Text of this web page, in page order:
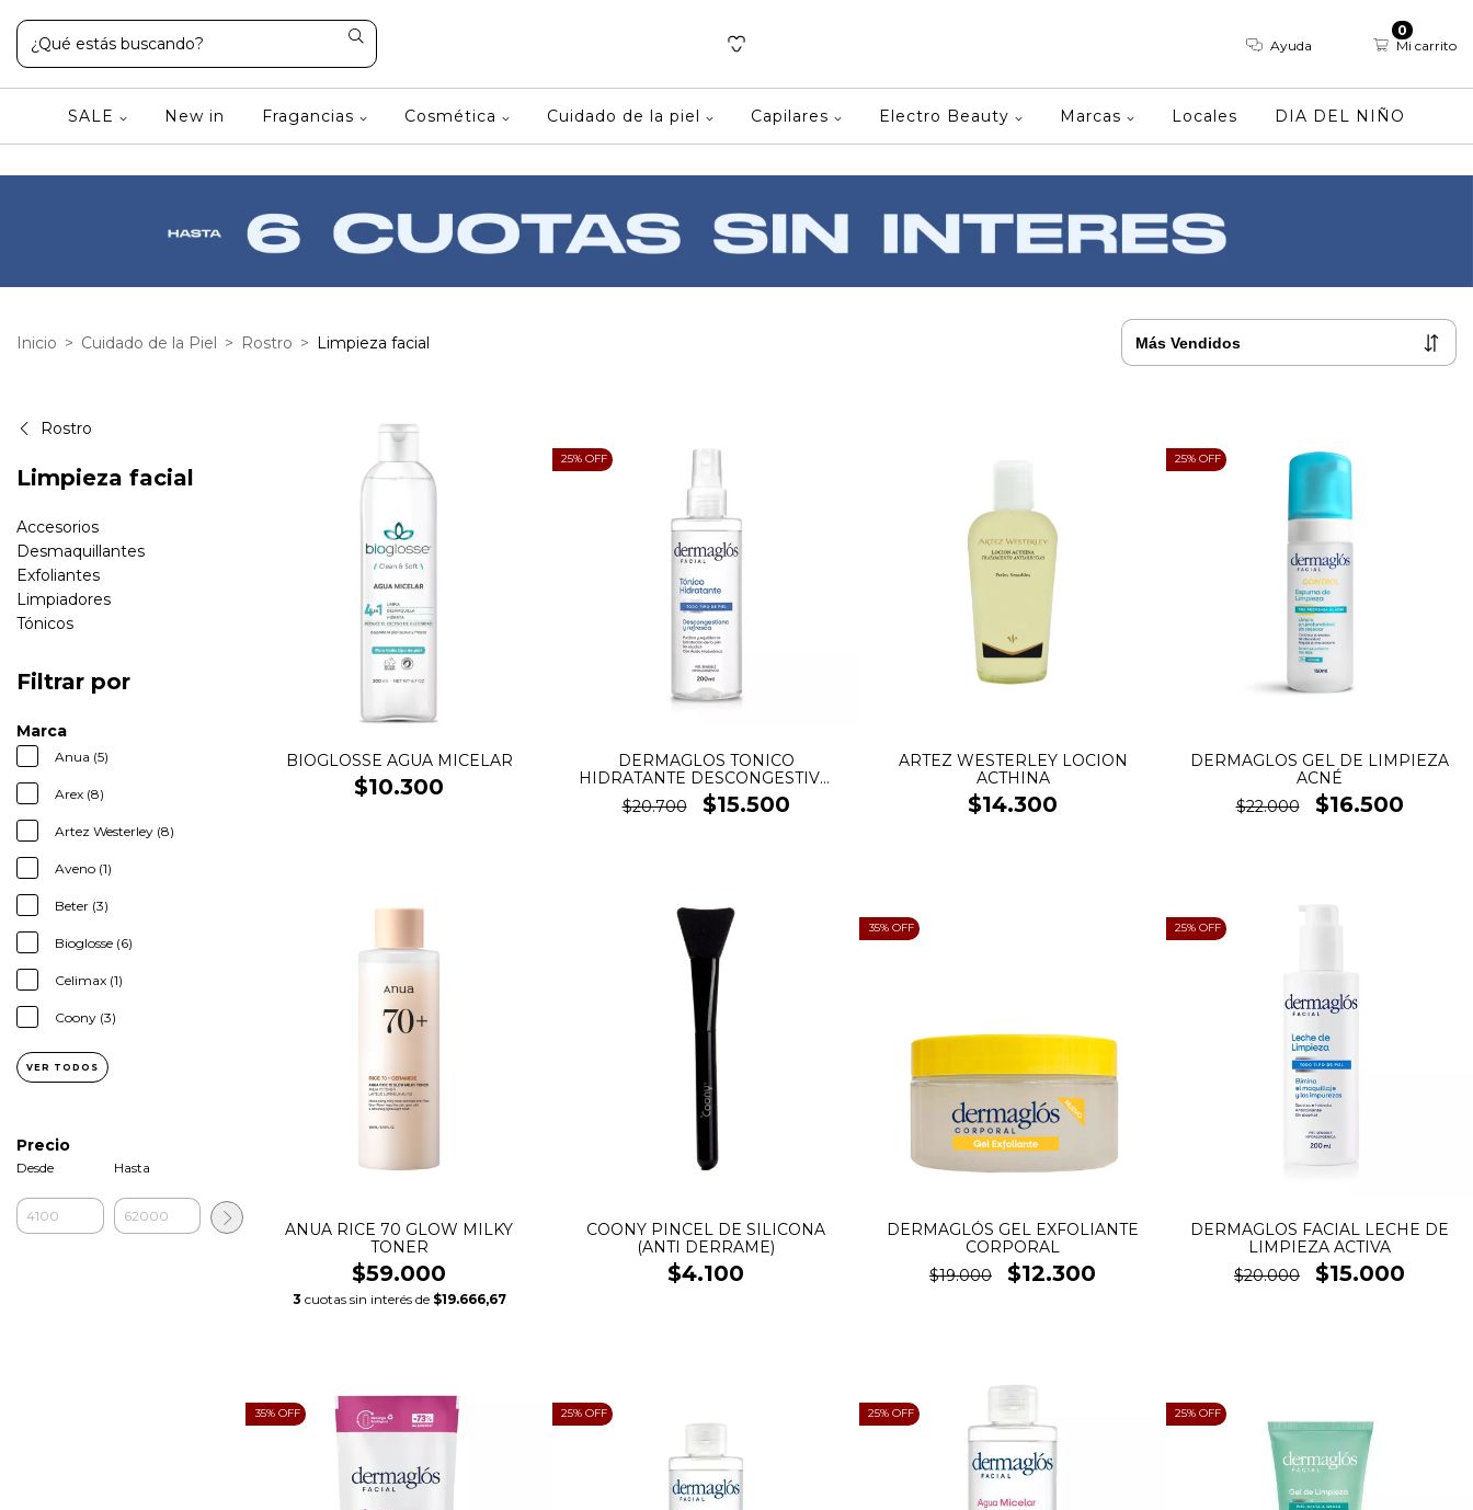
Ayuda Mi carrito
0
SALE New in Fragancias Cosmética Cuidado de la piel Capilares Electro Beauty Marcas Locales DIA DEL NIÑO
Inicio > Cuidado de la Piel > Rostro > Limpieza facial
Rostro
Limpieza facial
Accesorios
Desmaquillantes
Exfoliantes
Limpiadores
Tónicos
Filtrar por
Marca
Anua (5)
Arex (8)
Artez Westerley (8)
Aveno (1)
Beter (3)
Bioglosse (6)
Celimax (1)
Coony (3)
VER TODOS
Precio
Desde Hasta
BIOGLOSSE AGUA MICELAR
$10.300
25% OFF
DERMAGLOS TONICO
HIDRATANTE DESCONGESTIVO
SPRAY
$20.700 $15.500
ARTEZ WESTERLEY LOCION
ACTHINA
$14.300
25% OFF
DERMAGLOS GEL DE LIMPIEZA
ACNÉ
$22.000
$16.500
ANUA RICE 70 GLOW MILKY
TONER
$59.000
3 cuotas sin interés de $19.666,67
COONY PINCEL DE SILICONA
(ANTI DERRAME)
$4.100
35% OFF
DERMAGLÓS GEL EXFOLIANTE
CORPORAL
$19.000
$12.300
25% OFF
DERMAGLOS FACIAL LECHE DE
LIMPIEZA ACTIVA
$20.000
$15.000
35% OFF 25% OFF 25% OFF 25% OFF